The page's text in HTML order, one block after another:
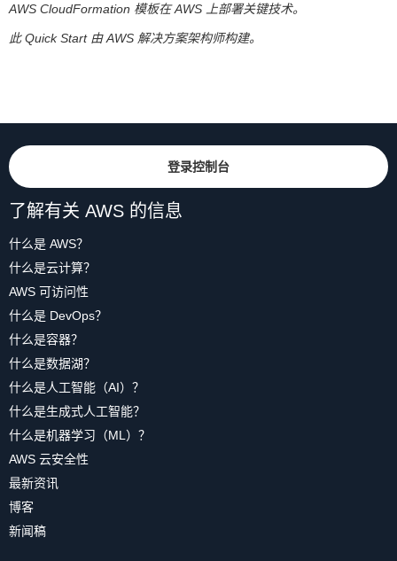
AWS CloudFormation 模板在 AWS 上部署关键技术。
此 Quick Start 由 AWS 解决方案架构师构建。
登录控制台
了解有关 AWS 的信息
什么是 AWS？
什么是云计算？
AWS 可访问性
什么是 DevOps？
什么是容器？
什么是数据湖？
什么是人工智能（AI）？
什么是生成式人工智能？
什么是机器学习（ML）？
AWS 云安全性
最新资讯
博客
新闻稿